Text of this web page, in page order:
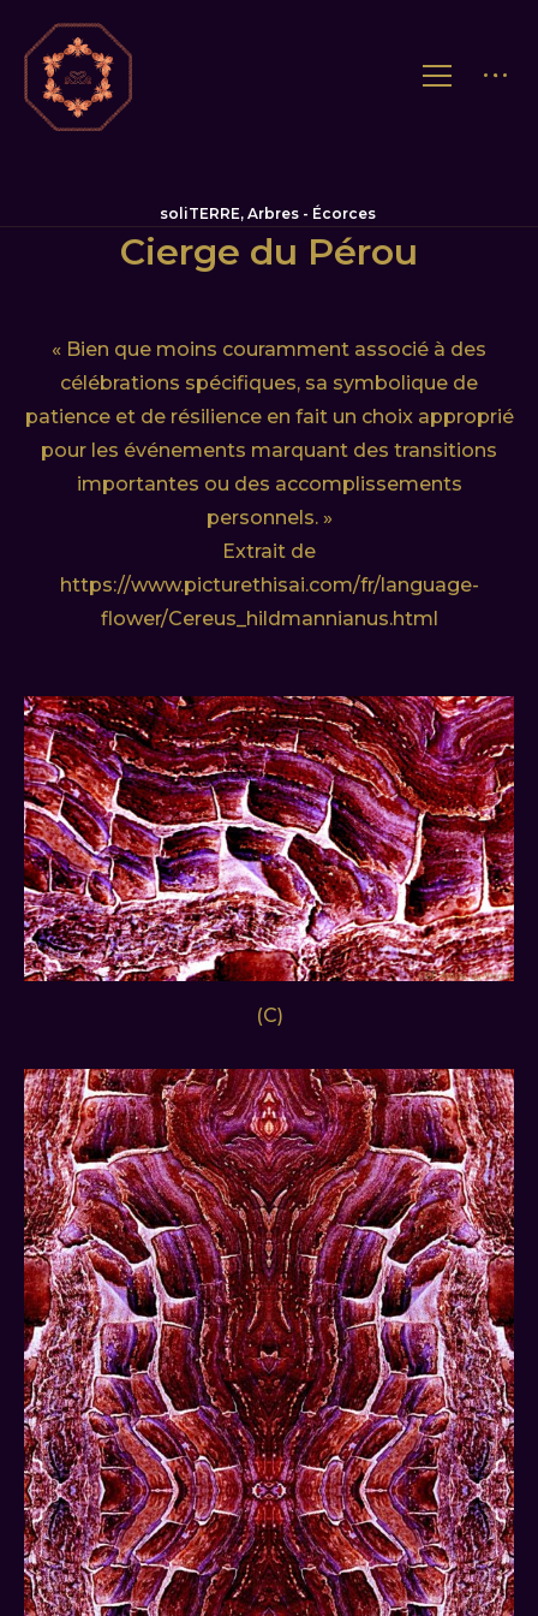
soliTERRE, Arbres - Écorces
Cierge du Pérou
« Bien que moins couramment associé à des
célébrations spécifiques, sa symbolique de
patience et de résilience en fait un choix approprié
pour les événements marquant des transitions
importantes ou des accomplissements
personnels. »
Extrait de
https://www.picturethisai.com/fr/language-
flower/Cereus_hildmannianus.html
(C)